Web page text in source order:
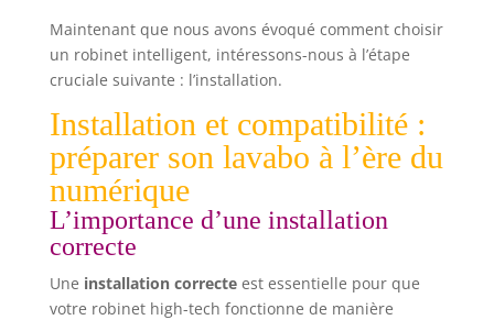
Maintenant que nous avons évoqué comment choisir
un robinet intelligent, intéressons-nous à l’étape
cruciale suivante : l’installation.
Installation et compatibilité :
préparer son lavabo à l’ère du
numérique
L’importance d’une installation
correcte
Une installation correcteest essentielle pour que
votre robinet high-tech fonctionne de manière